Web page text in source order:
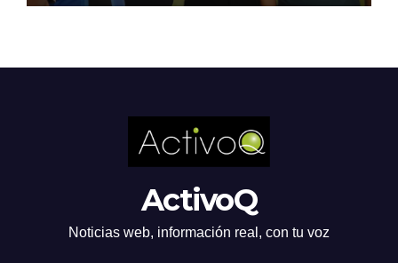
ActivoQ
Noticias web, información real, con tu voz